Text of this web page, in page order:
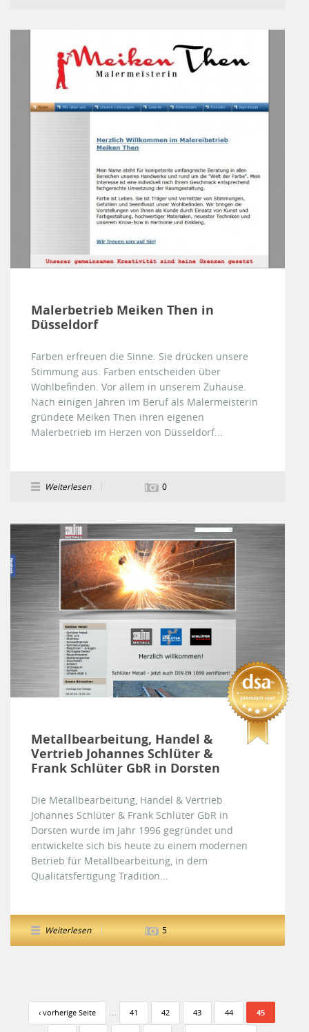
Malerbetrieb Meiken Then in
Düsseldorf
Farben erfreuen die Sinne. Sie drücken unsere
Stimmung aus. Farben entscheiden über
Wohlbefinden. Vor allem in unserem Zuhause.
Nach einigen Jahren im Beruf als Malermeisterin
gründete Meiken Then ihren eigenen
Malerbetrieb im Herzen von Düsseldorf...
Weiterlesen 0
Metallbearbeitung, Handel &
Vertrieb Johannes Schlüter &
Frank Schlüter GbR in Dorsten
Die Metallbearbeitung, Handel & Vertrieb
Johannes Schlüter & Frank Schlüter GbR in
Dorsten wurde im Jahr 1996 gegründet und
entwickelte sich bis heute zu einem modernen
Betrieb für Metallbearbeitung, in dem
Qualitätsfertigung Tradition...
Weiterlesen 5
‹ vorherige Seite 41 42 43 44 45